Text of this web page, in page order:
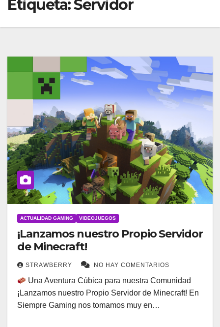
Etiqueta:Servidor
ACTUALIDAD GAMING VIDEOJUEGOS
¡Lanzamos nuestro Propio Servidor
de Minecraft!
STRAWBERRY NO HAY COMENTARIOS
Una Aventura Cúbica para nuestra Comunidad
¡Lanzamos nuestro Propio Servidor de Minecraft! En
Siempre Gaming nos tomamos muy en…